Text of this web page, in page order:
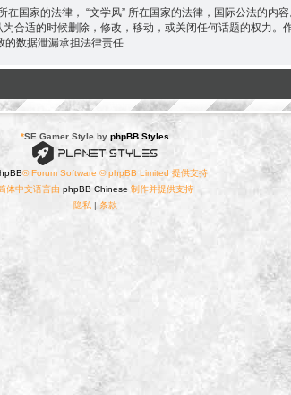
国家的法律， “文学风” 所在国家的法律，国际公法的
合适的时候删除，修改，移动，或关闭任何话题的权力
数据泄漏承担法律责任.
*SE Gamer Style by phpBB Styles
® Forum Software © phpBB Limited 提供支持
体中文语言由 phpBB Chinese制作并提供支持
隐私 | 条款